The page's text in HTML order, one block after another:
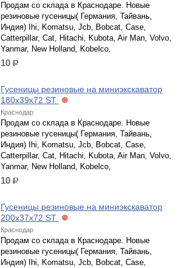
Продам со склада в Краснодаре. Новые
резиновые гусеницы( Германия, Тайвань,
Индия) Ihi, Komatsu, Jcb, Bobcat, Case,
Catterpillar, Cat, Hitachi, Kubota, Air Man, Volvo,
Yanmar, New Holland, Kobelco,
10 р.
Гусеницы резиновые на миниэкскаватор
180х39х72 ST
Краснодар
Продам со склада в Краснодаре. Новые
резиновые гусеницы( Германия, Тайвань,
Индия) Ihi, Komatsu, Jcb, Bobcat, Case,
Catterpillar, Cat, Hitachi, Kubota, Air Man, Volvo,
Yanmar, New Holland, Kobelco,
10 р.
Гусеницы резиновые на миниэкскаватор
200х37х72 ST
Краснодар
Продам со склада в Краснодаре. Новые
резиновые гусеницы( Германия, Тайвань,
Индия) Ihi, Komatsu, Jcb, Bobcat, Case,